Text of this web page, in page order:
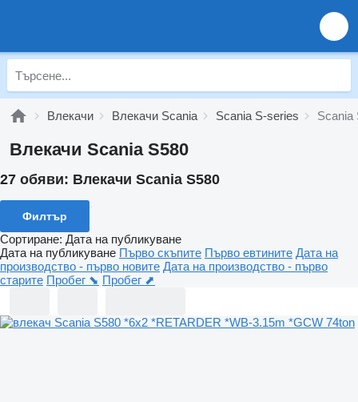
Влекачи Влекачи Scania Scania S-series Scania
Влекачи Scania S580
27 обяви: Влекачи Scania S580
Филтър
Сортиране: Дата на публикуване
Дата на публикуване Първо скъпите Първо евтините Дата на
производство - първо новите Дата на производство - първо
старите Пробег ⬊ Пробег ⬈